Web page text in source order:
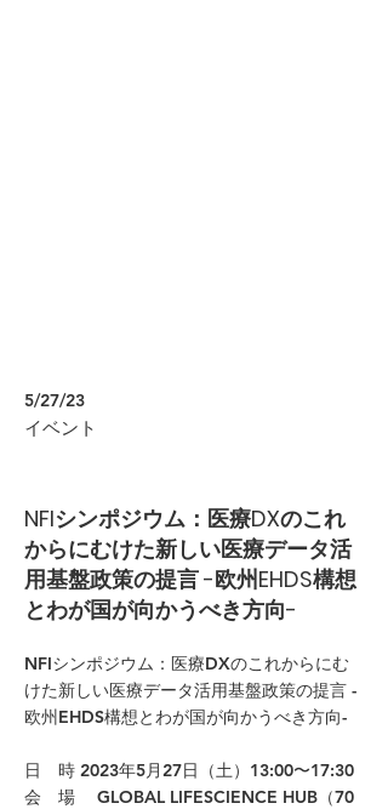
5/27/23
イベント
NFIシンポジウム：医療DXのこれ
からにむけた新しい医療データ活
用基盤政策の提言 -欧州EHDS構想
とわが国が向かうべき方向-
NFIシンポジウム：医療DXのこれからにむ
けた新しい医療データ活用基盤政策の提言 -
欧州EHDS構想とわが国が向かうべき方向-
日 時 2023年5月27日（土）13:00〜17:30
会 場 GLOBAL LIFESCIENCE HUB（70